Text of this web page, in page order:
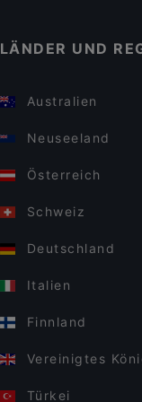
LÄNDER UND
Australien
Neuseeland
Österreich
Schweiz
Deutschland
Italien
Finnland
Vereinigtes
Türkei